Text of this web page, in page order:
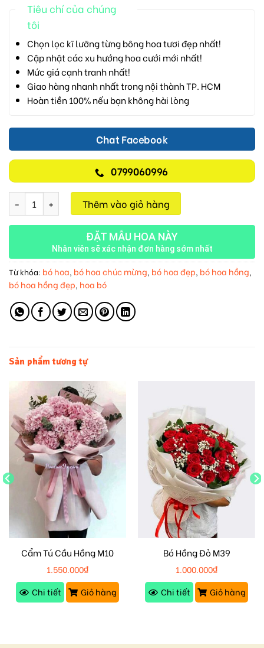
Tiêu chí của chúng
tôi
Chọn lọc kĩ lưỡng từng bông hoa tươi đẹp nhất!
Cập nhật các xu hướng hoa cưới mới nhất!
Mức giá cạnh tranh nhất!
Giao hàng nhanh nhất trong nội thành TP. HCM
Hoàn tiền 100% nếu bạn không hài lòng
Chat Facebook
0799060996
Bó Hoa Hồng Vàng M38 số lượng
Thêm vào giỏ hàng
ĐẶT MẪU HOA NÀY
Nhân viên sẽ xác nhận đơn hàng sớm nhất
Từ khóa: bó hoa, bó hoa chúc mừng, bó hoa đẹp, bó hoa hồng,
bó hoa hồng đẹp, hoa bó
Sản phẩm tương tự
Cẩm Tú Cầu Hồng M10
1.550.000₫
Chi tiết
Giỏ hàng
Bó Hồng Đỏ M39
1.000.000₫
Chi tiết
Giỏ hàng